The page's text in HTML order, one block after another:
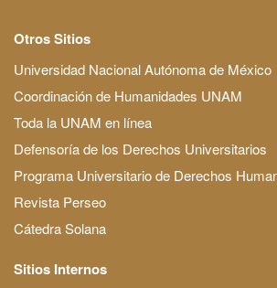
Otros Sitios
Universidad Nacional Autónoma de México
Coordinación de Humanidades UNAM
Toda la UNAM en línea
Defensoría de los Derechos Universitarios
Programa Universitario de Derechos
Revista Perseo
Cátedra Solana
Sitios Internos